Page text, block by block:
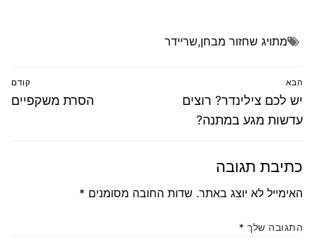
מתויג שחזור מבחן,שריידר
ניווט קודם
פוסט
הסרת משקפיים
הבא
הפוסט
הבא:
יש לכם צילינדר? רוצים
עדשות מגע במתנה?
כתיבת תגובה
האימייל לא יוצג באתר. שדות החובה מסומנים *
התגובה שלך *